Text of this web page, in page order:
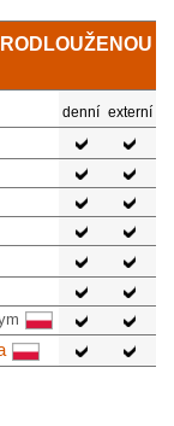
denní externí